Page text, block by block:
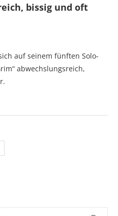
bissig und oft
auf seinem fünften Solo-
abwechslungsreich,